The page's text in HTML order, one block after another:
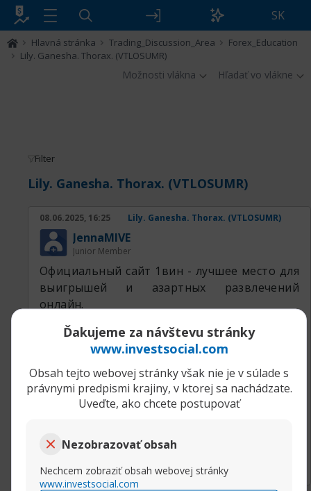
SK
Hlavná stránka Trading_Discussion_Area
Forex_Education
Lily. Ganesha. Thorax. (VTLOSUMR)
Možnosti vlákna Hľadať vo vlákne
Ďakujeme za návštevu stránky
www.investsocial.com
Obsah tejto webovej stránky však nie je v súlade s
právnymi predpismi krajiny, v ktorej sa nachádzate.
Uveďte, ako chcete postupovať
Nezobrazovať obsah
Nechcem zobraziť obsah webovej stránky
www.investsocial.com
Filter
Lily. Ganesha. Thorax. (VTLOSUMR)
08.06.2025, 16:25 Lily. Ganesha. Thorax. (VTLOSUMR)
JennaMIVE
Junior Member
Официальный сайт 1вин - лучшее место для
выигрышей и азартных развлечений
онлайн.
На официальном сайте можно войти и
насладиться азартными играми, ставками
на спорт и другими развлечениями в
удобном онлайн формате.
Rozbaliť príspevok